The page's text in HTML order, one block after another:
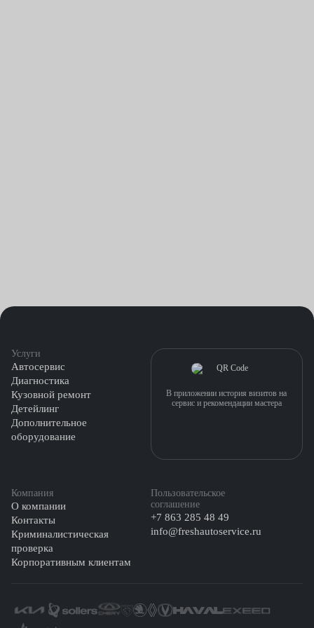
Услуги
Автосервис
Диагностика
Кузовной ремонт
Детейлинг
Дополнительное
оборудование
Компания
О компании
Контакты
Криминалистическая
проверка
Корпоративным клиентам
Пользовательское
соглашение
+7 863 285 48 49
info@freshautoservice.ru
В приложении история визитов на
сервис и рекомендации мастера